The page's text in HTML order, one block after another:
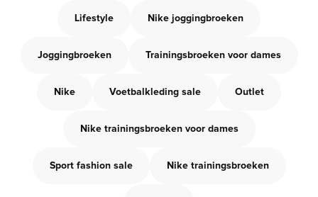
Lifestyle Nike joggingbroeken
Joggingbroeken Trainingsbroeken voor dames
Nike Voetbalkleding sale Outlet
Nike trainingsbroeken voor dames
Sport fashion sale Nike trainingsbroeken